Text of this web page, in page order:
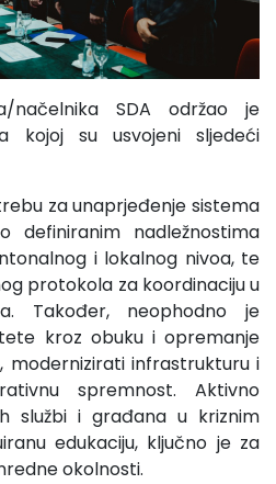
načelnika SDA održao je
kojoj su usvojeni sljedeći
za unaprjeđenje sistema
definiranim nadležnostima
i lokalnog nivoa, te
protokola za koordinaciju u
Također, neophodno je
kroz obuku i opremanje
modernizirati infrastrukturu i
spremnost. Aktivno
službi i građana u kriznim
edukaciju, ključno je za
okolnosti.